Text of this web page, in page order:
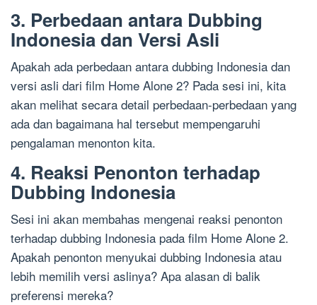
3. Perbedaan antara Dubbing
Indonesia dan Versi Asli
Apakah ada perbedaan antara dubbing Indonesia dan
versi asli dari film Home Alone 2? Pada sesi ini, kita
akan melihat secara detail perbedaan-perbedaan yang
ada dan bagaimana hal tersebut mempengaruhi
pengalaman menonton kita.
4. Reaksi Penonton terhadap
Dubbing Indonesia
Sesi ini akan membahas mengenai reaksi penonton
terhadap dubbing Indonesia pada film Home Alone 2.
Apakah penonton menyukai dubbing Indonesia atau
lebih memilih versi aslinya? Apa alasan di balik
preferensi mereka?